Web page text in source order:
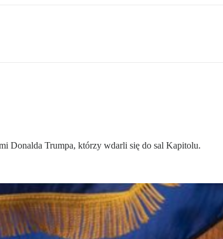
Donalda Trumpa, którzy wdarli się do sal Kapitolu.